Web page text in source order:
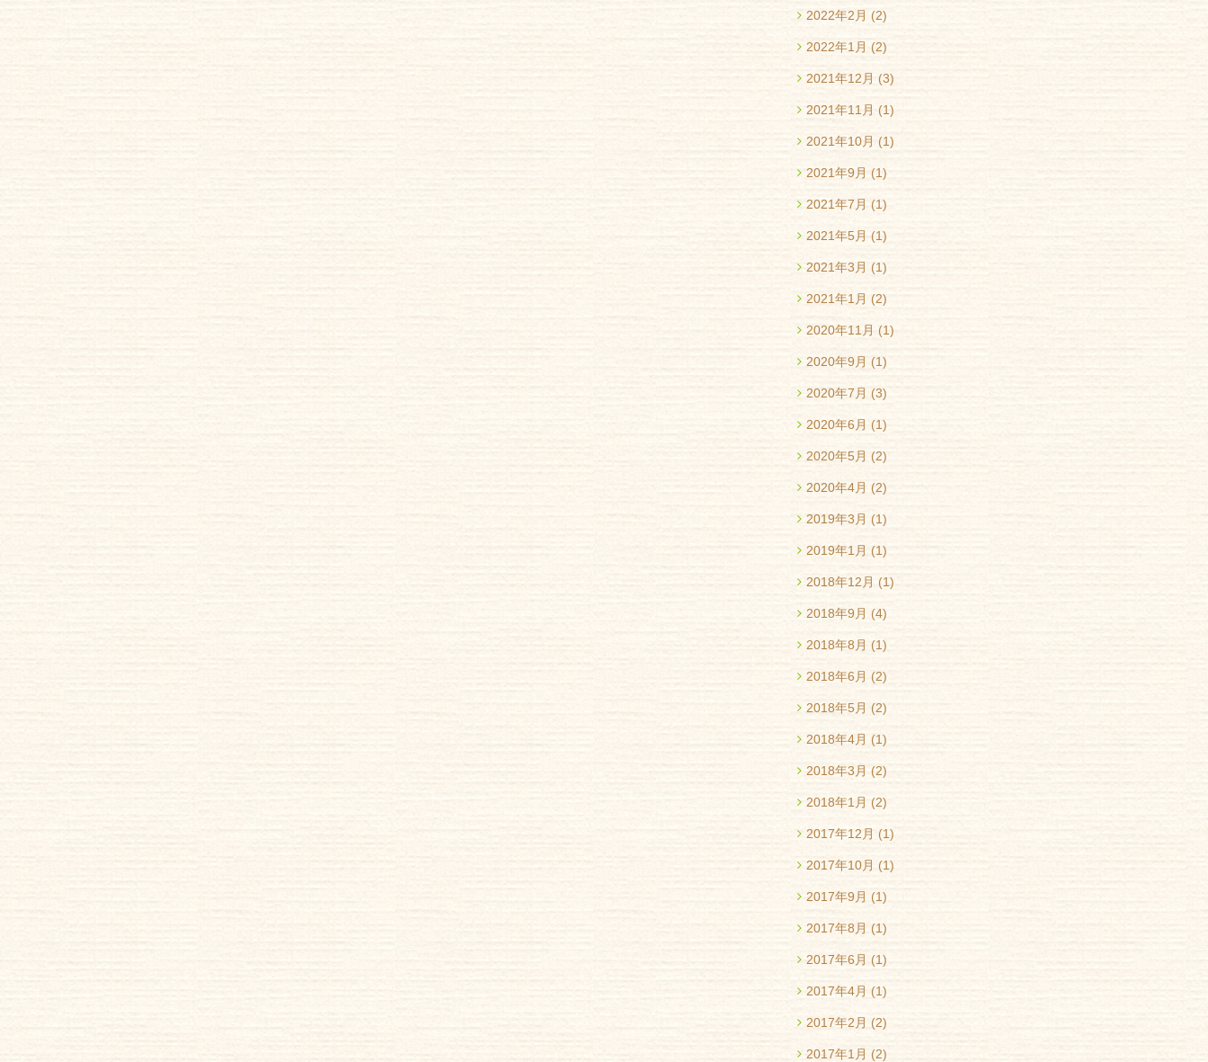
2022年2月 (2)
2022年1月 (2)
2021年12月 (3)
2021年11月 (1)
2021年10月 (1)
2021年9月 (1)
2021年7月 (1)
2021年5月 (1)
2021年3月 (1)
2021年1月 (2)
2020年11月 (1)
2020年9月 (1)
2020年7月 (3)
2020年6月 (1)
2020年5月 (2)
2020年4月 (2)
2019年3月 (1)
2019年1月 (1)
2018年12月 (1)
2018年9月 (4)
2018年8月 (1)
2018年6月 (2)
2018年5月 (2)
2018年4月 (1)
2018年3月 (2)
2018年1月 (2)
2017年12月 (1)
2017年10月 (1)
2017年9月 (1)
2017年8月 (1)
2017年6月 (1)
2017年4月 (1)
2017年2月 (2)
2017年1月 (2)